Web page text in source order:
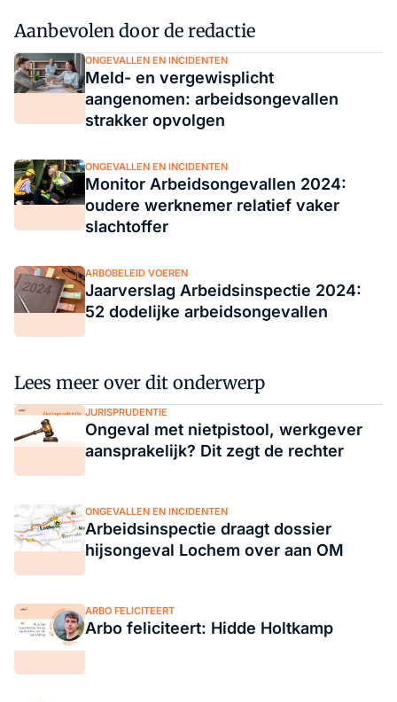
Aanbevolen door de redactie
ONGEVALLEN EN INCIDENTEN
Meld- en vergewisplicht
aangenomen: arbeidsongevallen
strakker opvolgen
ONGEVALLEN EN INCIDENTEN
Monitor Arbeidsongevallen 2024:
oudere werknemer relatief vaker
slachtoffer
ARBOBELEID VOEREN
Jaarverslag Arbeidsinspectie 2024:
52 dodelijke arbeidsongevallen
Lees meer over dit onderwerp
JURISPRUDENTIE
Ongeval met nietpistool, werkgever
aansprakelijk? Dit zegt de rechter
ONGEVALLEN EN INCIDENTEN
Arbeidsinspectie draagt dossier
hijsongeval Lochem over aan OM
ARBO FELICITEERT
Arbo feliciteert: Hidde Holtkamp